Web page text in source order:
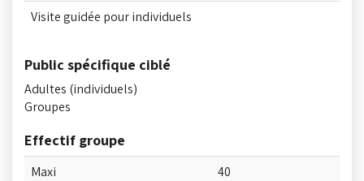
Visite guidée pour individuels
Public spécifique ciblé
Adultes (individuels)
Groupes
Effectif groupe
Maxi 40